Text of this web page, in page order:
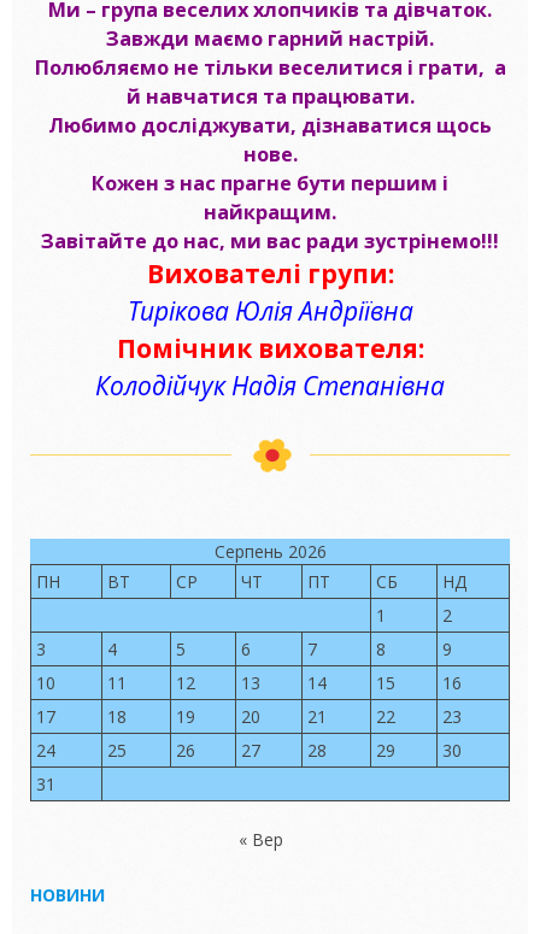
Ми – група веселих хлопчиків та дівчаток.
Завжди маємо гарний настрій.
Полюбляємоне тільки веселитися і грати, а
й навчатися та працювати.
Любимо досліджувати, дізнаватися щось
нове.
Кожен з нас прагне бути першим і
найкращим.
Завітайте до нас, ми вас ради зустрінемо!!!
Вихователі групи:
Тирікова Юлія Андріївна
Помічник вихователя:
Колодійчук Надія Степанівна
Серпень 2026
ПН
ВТ СР ЧТ ПТ СБ
НД
1
2
3
4 5 6 7 8
9
10
11 12 13 14 15
16
17
18 19 20 21 22
23
24
25 26 27 28 29
30
31
« Вер
НОВИНИ